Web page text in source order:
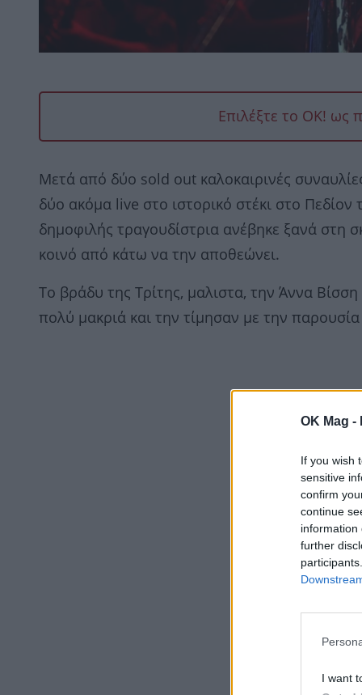
OK Mag -
If you wish
sensitive
confirm
continue
information
further
I want
Επιλέξτε το OK! ως
Μετά από δύο sold out καλοκαιρινές
δύο ακόμα live στο ιστορικό στέκι στο
δημοφιλής τραγουδίστρια ανέβηκε ξανά στη
κοινό από κάτω να την αποθεώνει.
Το βράδυ της Τρίτης, μαλιστα, την Άννα
πολύ μακριά και την τίμησαν με την